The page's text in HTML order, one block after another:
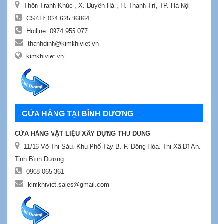
Thôn Tranh Khúc , X. Duyên Hà , H. Thanh Trì, TP. Hà Nội
CSKH: 024 625 96964
Hotline: 0974 955 077
thanhdinh@kimkhiviet.vn
kimkhiviet.vn
CỬA HÀNG TẠI BÌNH DƯƠNG
CỬA HÀNG VẬT LIỆU XÂY DỰNG THU DUNG
11/16 Võ Thị Sáu, Khu Phố Tây B, P. Đông Hòa, Thị Xã Dĩ An,
Tỉnh Bình Dương
0908 065 361
kimkhiviet.sales@gmail.com